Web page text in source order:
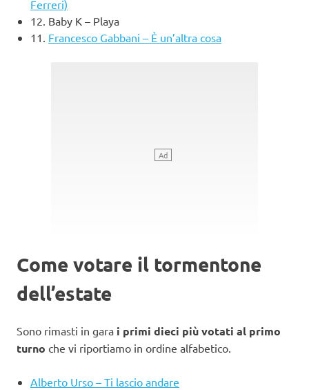
Ferreri)
12. Baby K – Playa
11. Francesco Gabbani – È un’altra cosa
Come votare il tormentone
dell’estate
Sono rimasti in gara i primi dieci più votati al primo
turno che vi riportiamo in ordine alfabetico.
Alberto Urso – Ti lascio andare